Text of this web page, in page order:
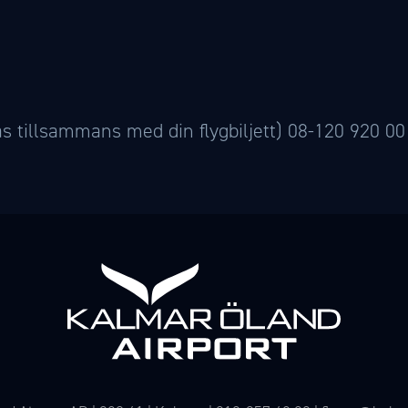
tillsammans med din flygbiljett) 08-120 920